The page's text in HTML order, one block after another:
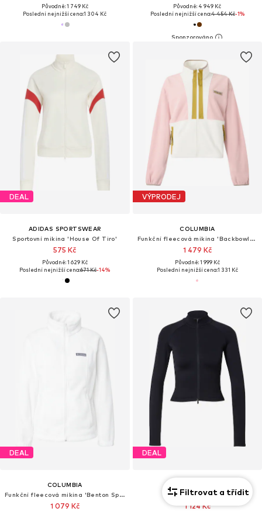
Původně: 1 749 Kč
Poslední nejnižší cena:1 304 Kč
Původně: 4 949 Kč
Poslední nejnižší cena:4 454 Kč-1%
DEAL
ADIDAS SPORTSWEAR
Sportovní mikina 'House Of Tiro'
575 Kč
Původně: 1 629 Kč
Poslední nejnižší cena:671 Kč-14%
VÝPRODEJ
COLUMBIA
Funkční fleecová mikina 'Backbowl™ II'
1 479 Kč
Původně: 1 999 Kč
Poslední nejnižší cena:1 331 Kč
DEAL
COLUMBIA
Funkční fleecová mikina 'Benton Springs'
1 079 Kč
DEAL
Sportovní mikina
1 124 Kč
Filtrovat a třídit